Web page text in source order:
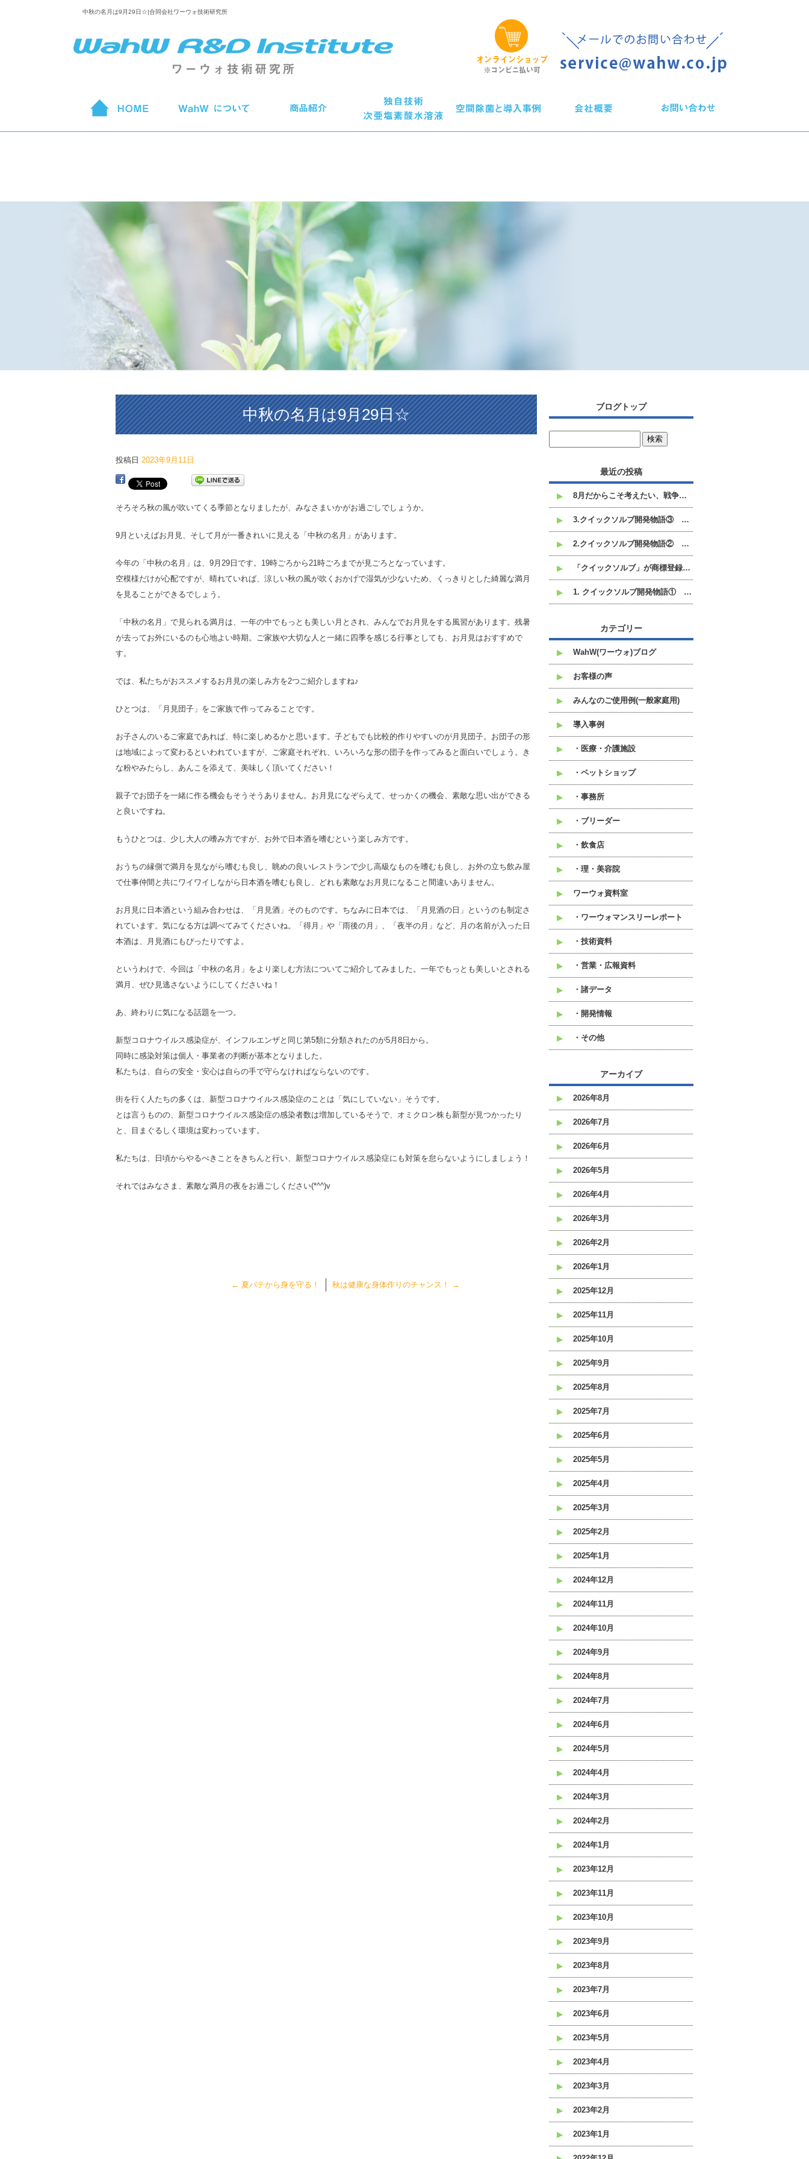
中秋の名月は9月29日☆|合同会社ワーウォ技術研究所
中秋の名月は9月29日☆
投稿日 2023年9月11日
そろそろ秋の風が吹いてくる季節となりましたが、みなさまいかがお過ごしでしょうか。
9月といえばお月見、そして月が一番きれいに見える「中秋の名月」があります。
今年の「中秋の名月」は、9月29日です。19時ごろから21時ごろまでが見ごろとなっています。
空模様だけが心配ですが、晴れていれば、涼しい秋の風が吹くおかげで湿気が少ないため、くっきりとした綺麗な満月
を見ることができるでしょう。
「中秋の名月」で見られる満月は、一年の中でもっとも美しい月とされ、みんなでお月見をする風習があります。残暑
が去ってお外にいるのも心地よい時期。ご家族や大切な人と一緒に四季を感じる行事としても、お月見はおすすめで
す。
では、私たちがおススメするお月見の楽しみ方を2つご紹介しますね♪
ひとつは、「月見団子」をご家族で作ってみることです。
お子さんのいるご家庭であれば、特に楽しめるかと思います。子どもでも比較的作りやすいのが月見団子。お団子の形
は地域によって変わるといわれていますが、ご家庭それぞれ、いろいろな形の団子を作ってみると面白いでしょう。き
な粉やみたらし、あんこを添えて、美味しく頂いてください！
親子でお団子を一緒に作る機会もそうそうありません。お月見になぞらえて、せっかくの機会、素敵な思い出ができる
と良いですね。
もうひとつは、少し大人の嗜み方ですが、お外で日本酒を嗜むという楽しみ方です。
おうちの縁側で満月を見ながら嗜むも良し、眺めの良いレストランで少し高級なものを嗜むも良し、お外の立ち飲み屋
で仕事仲間と共にワイワイしながら日本酒を嗜むも良し、どれも素敵なお月見になること間違いありません。
お月見に日本酒という組み合わせは、「月見酒」そのものです。ちなみに日本では、「月見酒の日」というのも制定さ
れています。気になる方は調べてみてくださいね。「得月」や「雨後の月」、「夜半の月」など、月の名前が入った日
本酒は、月見酒にもぴったりですよ。
というわけで、今回は「中秋の名月」をより楽しむ方法についてご紹介してみました。一年でもっとも美しいとされる
満月、ぜひ見逃さないようにしてくださいね！
あ、終わりに気になる話題を一つ。
新型コロナウイルス感染症が、インフルエンザと同じ第5類に分類されたのが5月8日から。
同時に感染対策は個人・事業者の判断が基本となりました。
私たちは、自らの安全・安心は自らの手で守らなければならないのです。
街を行く人たちの多くは、新型コロナウイルス感染症のことは「気にしていない」そうです。
とは言うものの、新型コロナウイルス感染症の感染者数は増加しているそうで、オミクロン株も新型が見つかったり
と、目まぐるしく環境は変わっています。
私たちは、日頃からやるべきことをきちんと行い、新型コロナウイルス感染症にも対策を怠らないようにしましょう！
それではみなさま、素敵な満月の夜をお過ごしください(*^^)v
← 夏バテから身を守る！ 秋は健康な身体作りのチャンス！ →
ブログトップ
最近の投稿
8月だからこそ考えたい、戦争と平和のこと
3.クイックソルブ開発物語③ 白い不溶沈殿物との格闘
2.クイックソルブ開発物語② なぜ液体ではなく粉末なのか
「クイックソルブ」が商標登録されました。
1. クイックソルブ開発物語① 開発のきっかけは、中東の港にありました
カテゴリー
WahW(ワーウォ)ブログ
お客様の声
みんなのご使用例(一般家庭用)
導入事例
・医療・介護施設
・ペットショップ
・事務所
・ブリーダー
・飲食店
・理・美容院
ワーウォ資料室
・ワーウォマンスリーレポート
・技術資料
・営業・広報資料
・諸データ
・開発情報
・その他
アーカイブ
2026年8月
2026年7月
2026年6月
2026年5月
2026年4月
2026年3月
2026年2月
2026年1月
2025年12月
2025年11月
2025年10月
2025年9月
2025年8月
2025年7月
2025年6月
2025年5月
2025年4月
2025年3月
2025年2月
2025年1月
2024年12月
2024年11月
2024年10月
2024年9月
2024年8月
2024年7月
2024年6月
2024年5月
2024年4月
2024年3月
2024年2月
2024年1月
2023年12月
2023年11月
2023年10月
2023年9月
2023年8月
2023年7月
2023年6月
2023年5月
2023年4月
2023年3月
2023年2月
2023年1月